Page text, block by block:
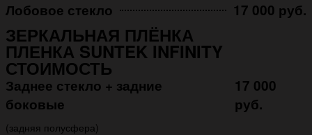
Лобовое стекло 17 000 руб.
ЗЕРКАЛЬНАЯ ПЛЁНКА
ПЛЕНКА SUNTEK INFINITY
СТОИМОСТЬ
Заднее стекло + задние
боковые
17 000
руб.
(задняя полусфера)